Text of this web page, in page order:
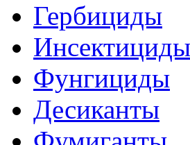
Гербициды
Инсектициды
Фунгициды
Десиканты